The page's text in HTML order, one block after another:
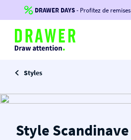
DRAWER DAYS- Profitez de
Jusqu'à-100€*sur votre
-50€ dès 500€ avec le code :
-100€ dès 1200€ avec le code
-voir conditions en bas
Styles
Style Scandinave